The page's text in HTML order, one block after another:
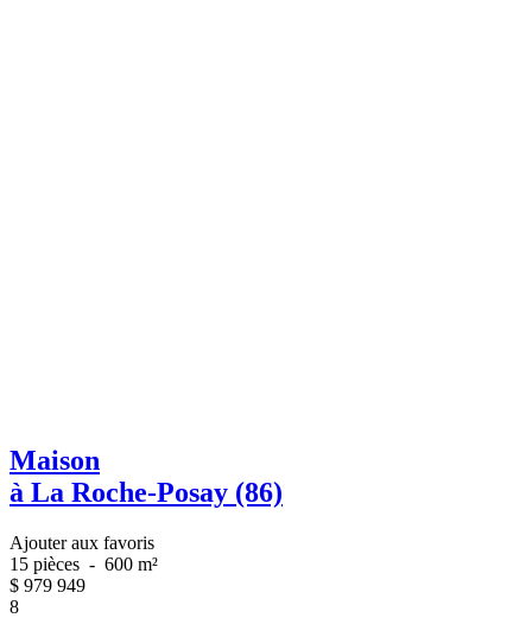
Maison
à La Roche-Posay (86)
Ajouter aux favoris
15 pièces - 600 m²
$ 979 949
8